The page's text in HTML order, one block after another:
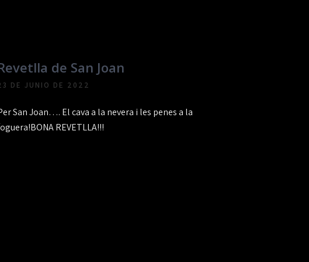
de San Joan
DE JUNIO DE 2022
San Joan…. El cava a la nevera i les penes a la
REVETLLA!!!